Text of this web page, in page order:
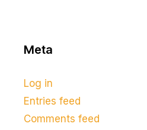
Meta
Log in
Entries feed
Comments feed